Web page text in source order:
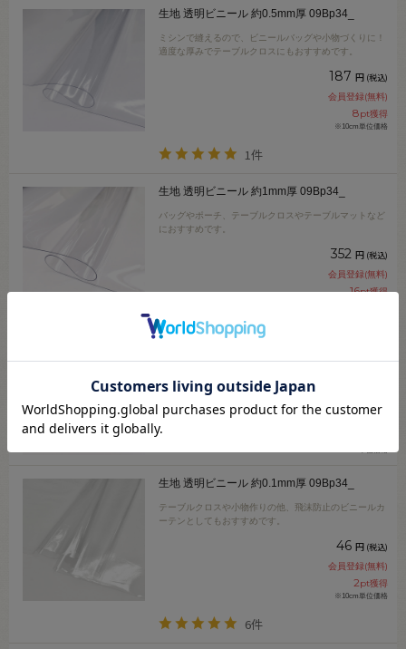
生地 透明ビニール 約0.5mm厚 09Bp34_
ミシンで縫えるので、ビニールバッグや小物づくりに！
適度な厚みでテーブルクロスにもおすすめです。
187 円 (税込)
会員登録(無料)
8pt獲得
※10cm単位価格
1件
生地 透明ビニール 約1mm厚 09Bp34_
バッグやポーチ、テーブルクロスやテーブルマットなど
におすすめです。
352 円 (税込)
会員登録(無料)
16pt獲得
生地 透明ビニール 約2mm厚 09Bp34_
テーブルマットやインテリア材料としておすすの厚手ビ
生地 透明ビニール 約0.1mm厚 09Bp34_
テーブルクロスや小物作りの他、飛沫防止のビニールカ
ーテンとしてもおすすめです。
46 円 (税込)
会員登録(無料)
2pt獲得
※10cm単位価格
6件